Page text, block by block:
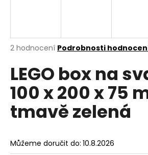
Průměrné
produktu
je
5,0
5
hvězdiček.
2 hodnocení Podrobnosti
LEGO box na
100 x 200 x 75
tmavě zelená
Můžeme doručit do: 10.8.2026
í
t
?
HLEDAT